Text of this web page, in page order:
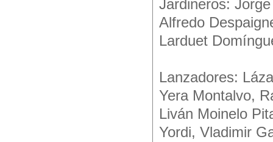
Jardineros:
Alfredo
Larduet
Lanzadores:
Yera Montalvo,
Liván Moinelo
Yordi, Vladimir